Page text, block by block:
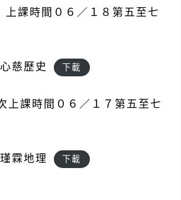
課時間０６／１８第五至七
慈歷史 下載
上課時間０６／１７第五至七
霖地理 下載